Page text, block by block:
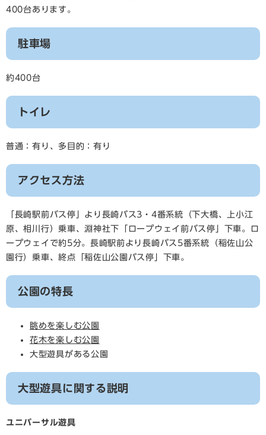
400台あります。
駐車場
約400台
トイレ
普通：有り、多目的：有り
アクセス方法
「長崎駅前バス停」より長崎バス3・4番系統（下大橋、上小江
原、相川行）乗車、淵神社下「ロープウェイ前バス停」下車。ロ
ープウェイで約5分。長崎駅前より長崎バス5番系統（稲佐山公
園行）乗車、終点「稲佐山公園バス停」下車。
公園の特長
眺めを楽しむ公園
花木を楽しむ公園
大型遊具がある公園
大型遊具に関する説明
ユニバーサル遊具